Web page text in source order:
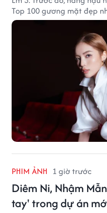
Top 100 gương mặt đẹp
PHIM ẢNH 1 giờ trước
Diêm Ni, Nhậm
tay' trong dự án